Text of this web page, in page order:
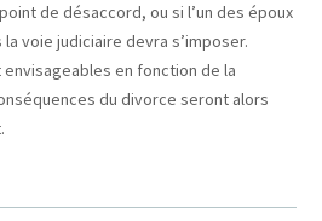
de désaccord, ou si l’un des époux
voie judiciaire devra s’imposer.
en fonction de la
du divorce seront alors